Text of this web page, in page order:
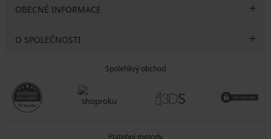
OBECNÉ INFORMACE
O SPOLEČNOSTI
Spolehlivý obchod
Platební metody